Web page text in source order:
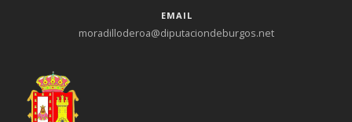
EMAIL
moradilloderoa@diputaciondeburgos.net